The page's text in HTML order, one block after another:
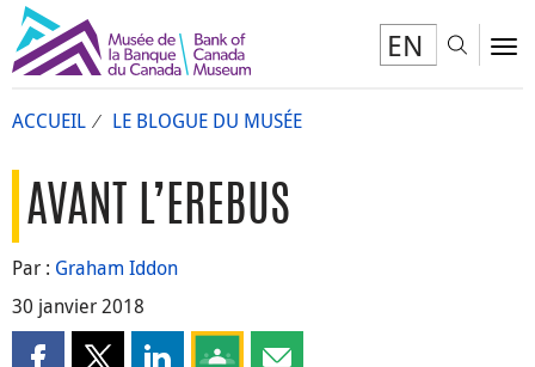
EN
ACCUEIL LE BLOGUE DU MUSÉE
AVANT L’EREBUS
Par : Graham Iddon
30 janvier 2018